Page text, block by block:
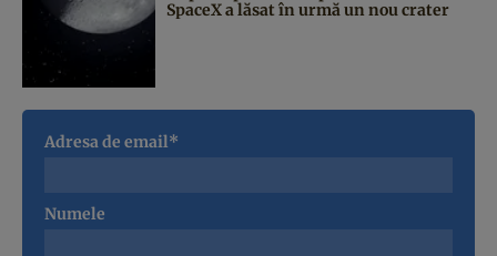
SpaceX a lăsat în urmă un nou crater
Adresa de email*
Numele